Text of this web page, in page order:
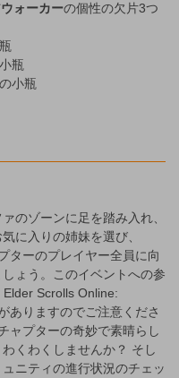
ォーカーの個性の欠片3つ
瓶
小瓶
のゾーンに足を踏み入れ、
に入りの姉妹を選び、
ターのプレイヤー全員に向
ょう。このイベントへの参
Scrolls Online:
ありますのでご注意くださ
ャプターの奇妙で素晴らし
くわくしませんか？ そし
ニティの進行状況のチェッ